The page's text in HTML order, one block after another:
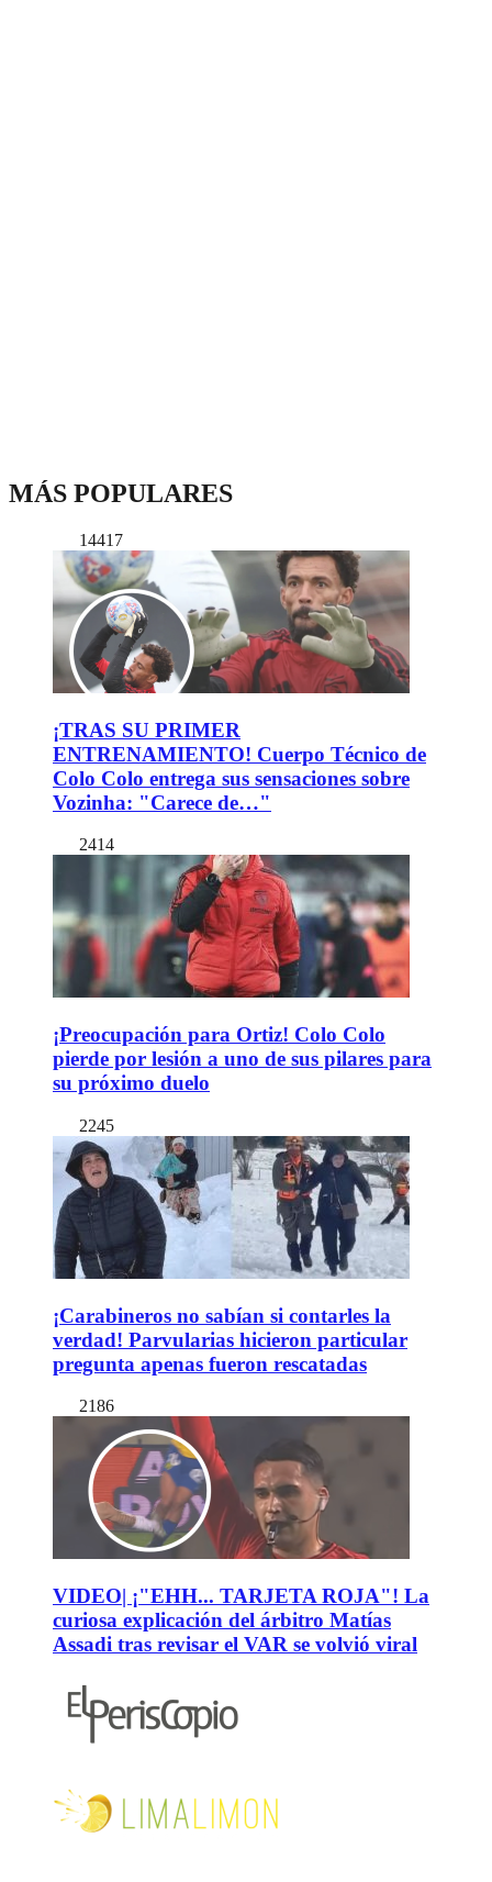
MÁS POPULARES
14417
¡TRAS SU PRIMER
ENTRENAMIENTO! Cuerpo Técnico de
Colo Colo entrega sus sensaciones sobre
Vozinha: "Carece de…"
2414
¡Preocupación para Ortiz! Colo Colo
pierde por lesión a uno de sus pilares para
su próximo duelo
2245
¡Carabineros no sabían si contarles la
verdad! Parvularias hicieron particular
pregunta apenas fueron rescatadas
2186
VIDEO| ¡"EHH... TARJETA ROJA"! La
curiosa explicación del árbitro Matías
Assadi tras revisar el VAR se volvió viral